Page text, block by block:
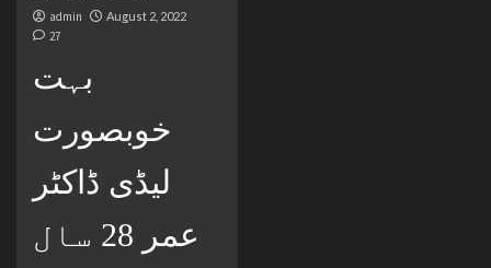
admin August 2, 2022
27
بہت
خوبصورت
لیڈی ڈاکٹر
عمر 28 سال